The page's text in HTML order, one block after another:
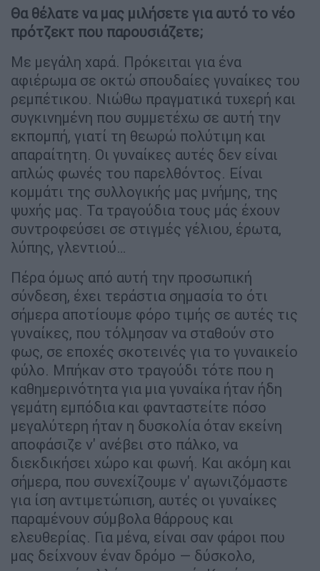
Θα θέλατε να μας μιλήσετε για αυτό το νέο
πρότζεκτ που παρουσιάζετε;
Με μεγάλη χαρά. Πρόκειται για ένα
αφιέρωμα σε οκτώ σπουδαίες γυναίκες του
ρεμπέτικου. Νιώθω πραγματικά τυχερή και
συγκινημένη που συμμετέχω σε αυτή την
εκπομπή, γιατί τη θεωρώ πολύτιμη και
απαραίτητη. Οι γυναίκες αυτές δεν είναι
απλώς φωνές του παρελθόντος. Είναι
κομμάτι της συλλογικής μας μνήμης, της
ψυχής μας. Τα τραγούδια τους μάς έχουν
συντροφεύσει σε στιγμές γέλιου, έρωτα,
λύπης, γλεντιού…
Πέρα όμως από αυτή την προσωπική
σύνδεση, έχει τεράστια σημασία το ότι
σήμερα αποτίουμε φόρο τιμής σε αυτές τις
γυναίκες, που τόλμησαν να σταθούν στο
φως, σε εποχές σκοτεινές για το γυναικείο
φύλο. Μπήκαν στο τραγούδι τότε που η
καθημερινότητα για μια γυναίκα ήταν ήδη
γεμάτη εμπόδια και φανταστείτε πόσο
μεγαλύτερη ήταν η δυσκολία όταν εκείνη
αποφάσιζε ν' ανέβει στο πάλκο, να
διεκδικήσει χώρο και φωνή. Και ακόμη και
σήμερα, που συνεχίζουμε ν' αγωνιζόμαστε
για ίση αντιμετώπιση, αυτές οι γυναίκες
παραμένουν σύμβολα θάρρους και
ελευθερίας. Για μένα, είναι σαν φάροι που
μας δείχνουν έναν δρόμο — δύσκολο,